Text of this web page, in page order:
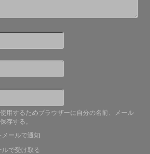
用するためブラウザーに自分の名前、メール
存する。
ールで通知
で受け取る